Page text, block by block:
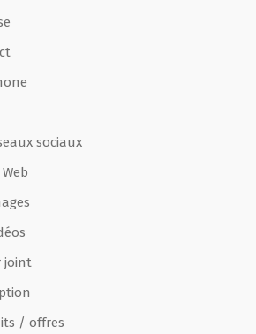
sociaux
joint
/ offres